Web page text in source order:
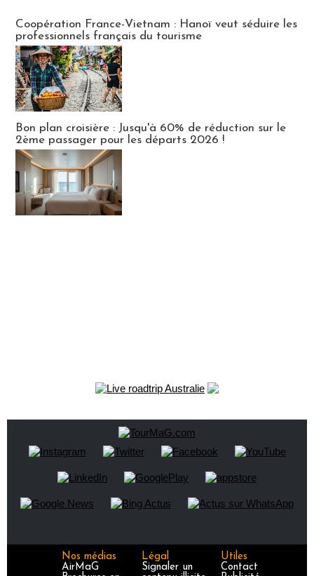
Coopération France-Vietnam : Hanoï veut séduire les
professionnels français du tourisme
Bon plan croisière : Jusqu'à 60% de réduction sur le
2ème passager pour les départs 2026 !
Nos médias
AirMaG
Légal
Signaler un
Utiles
Contact